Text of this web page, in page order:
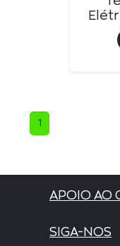
1
APOIO AO
SIGA-NOS